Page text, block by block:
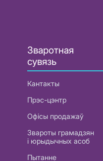
Зваротная
сувязь
Кантакты
Прэс-цэнтр
Офісы продажаў
Звароты грамадзян
і юрыдычных асоб
Пытанне